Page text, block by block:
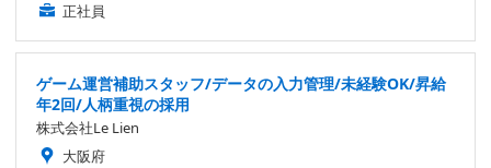
正社員
ゲーム運営補助スタッフ/データの入力管理/未経験OK/昇給
年2回/人柄重視の採用
株式会社Le Lien
大阪府